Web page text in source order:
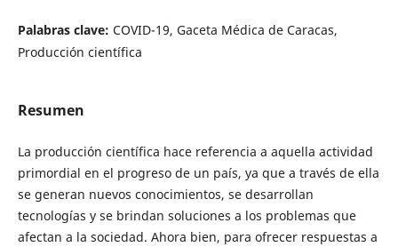
Palabras clave: COVID-19, Gaceta Médica de Caracas,
Producción científica
Resumen
La producción científica hace referencia a aquella actividad
primordial en el progreso de un país, ya que a través de ella
se generan nuevos conocimientos, se desarrollan
tecnologías y se brindan soluciones a los problemas que
afectan a la sociedad. Ahora bien, para ofrecer respuestas a